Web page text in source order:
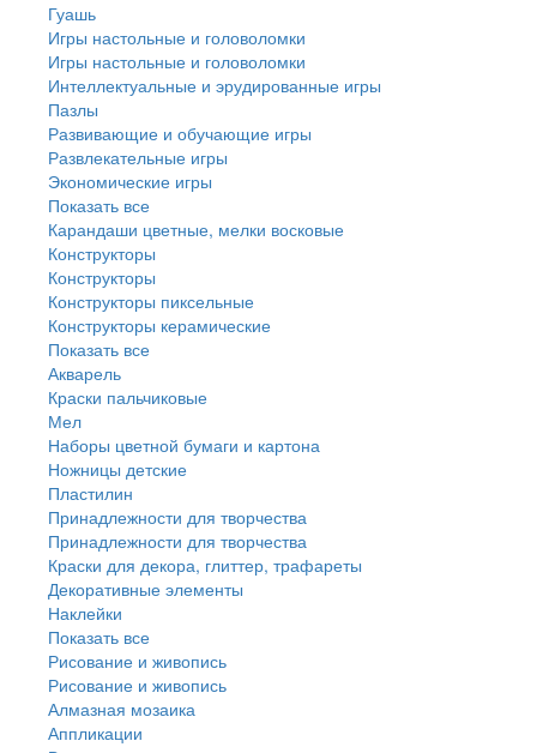
Гуашь
Игры настольные и головоломки
Игры настольные и головоломки
Интеллектуальные и эрудированные игры
Пазлы
Развивающие и обучающие игры
Развлекательные игры
Экономические игры
Показать все
Карандаши цветные, мелки восковые
Конструкторы
Конструкторы
Конструкторы пиксельные
Конструкторы керамические
Показать все
Акварель
Краски пальчиковые
Мел
Наборы цветной бумаги и картона
Ножницы детские
Пластилин
Принадлежности для творчества
Принадлежности для творчества
Краски для декора, глиттер, трафареты
Декоративные элементы
Наклейки
Показать все
Рисование и живопись
Рисование и живопись
Алмазная мозаика
Аппликации